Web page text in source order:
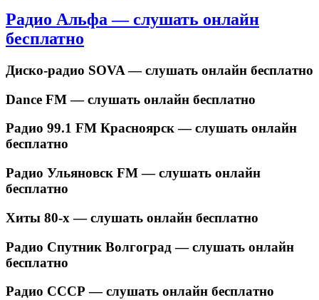
Радио Альфа — слушать онлайн
бесплатно
Диско-радио SOVA — слушать онлайн бесплатно
Dance FM — слушать онлайн бесплатно
Радио 99.1 FM Красноярск — слушать онлайн
бесплатно
Радио Ульяновск FM — слушать онлайн
бесплатно
Хиты 80-х — слушать онлайн бесплатно
Радио Спутник Волгоград — слушать онлайн
бесплатно
Радио СССР — слушать онлайн бесплатно